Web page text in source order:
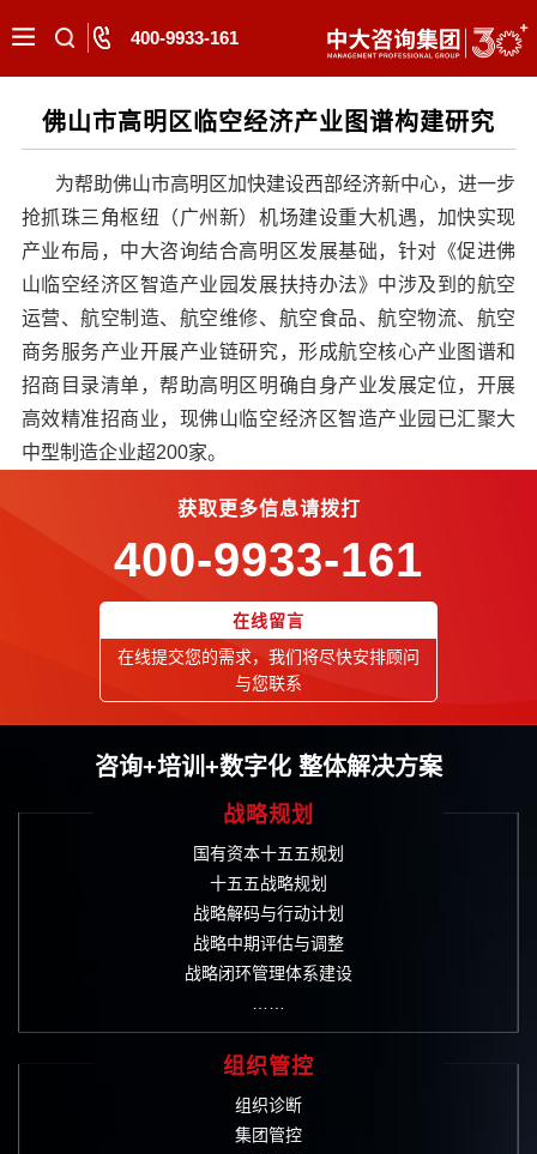
400-9933-161
佛山市高明区临空经济产业图谱构建研究
为帮助佛山市高明区加快建设西部经济新中心，进一步
抢抓珠三角枢纽（广州新）机场建设重大机遇，加快实现
产业布局，中大咨询结合高明区发展基础，针对《促进佛
山临空经济区智造产业园发展扶持办法》中涉及到的航空
运营、航空制造、航空维修、航空食品、航空物流、航空
商务服务产业开展产业链研究，形成航空核心产业图谱和
招商目录清单，帮助高明区明确自身产业发展定位，开展
高效精准招商业，现佛山临空经济区智造产业园已汇聚大
中型制造企业超200家。
获取更多信息请拨打
400-9933-161
在线留言
在线提交您的需求，我们将尽快安排顾问
与您联系
咨询+培训+数字化 整体解决方案
战略规划
国有资本十五五规划
十五五战略规划
战略解码与行动计划
战略中期评估与调整
战略闭环管理体系建设
组织管控
组织诊断
集团管控